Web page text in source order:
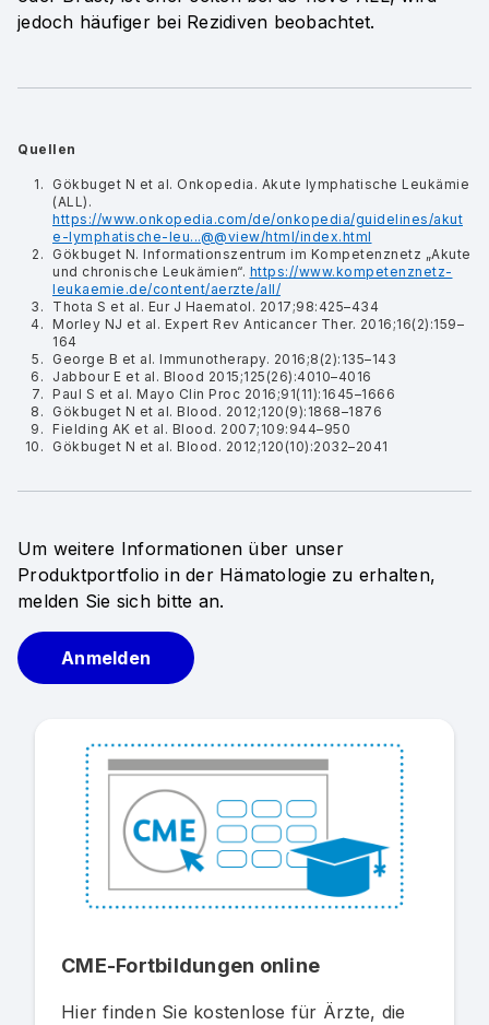
jedoch häufiger bei Rezidiven beobachtet.
Quellen
Gökbuget N et al. Onkopedia. Akute lymphatische Leukämie
(ALL).
https://www.onkopedia.com/de/onkopedia/guidelines/akut
e-lymphatische-leu...@@view/html/index.html
Gökbuget N. Informationszentrum im Kompetenznetz „Akute
und chronische Leukämien“. https://www.kompetenznetz-
leukaemie.de/content/aerzte/all/
Thota S et al. Eur J Haematol. 2017;98:425–434
Morley NJ et al. Expert Rev Anticancer Ther. 2016;16(2):159–
164
George B et al. Immunotherapy. 2016;8(2):135–143
Jabbour E et al. Blood 2015;125(26):4010–4016
Paul S et al. Mayo Clin Proc 2016;91(11):1645–1666
Gökbuget N et al. Blood. 2012;120(9):1868–1876
Fielding AK et al. Blood. 2007;109:944–950
Gökbuget N et al. Blood. 2012;120(10):2032–2041
Um weitere Informationen über unser
Produktportfolio in der Hämatologie zu erhalten,
melden Sie sich bitte an.
Anmelden
CME-Fortbildungen online
Hier finden Sie kostenlose für Ärzte, die